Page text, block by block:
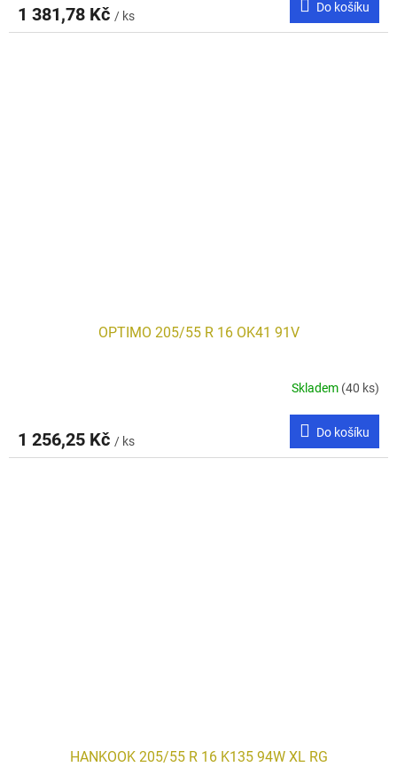
1 381,78 Kč / ks
Do košíku
OPTIMO 205/55 R 16 OK41 91V
Skladem (40 ks)
1 256,25 Kč / ks
Do košíku
HANKOOK 205/55 R 16 K135 94W XL RG